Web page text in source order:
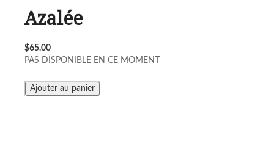
Azalée
$65.00
PAS DISPONIBLE EN CE MOMENT